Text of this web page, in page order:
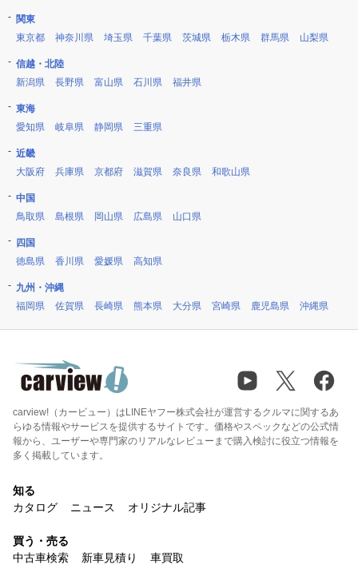
関東
東京都
神奈川県 埼玉県 千葉県 茨城県 栃木県 群馬県 山梨県
信越・北陸
新潟県
長野県 富山県 石川県 福井県
東海
愛知県
岐阜県 静岡県 三重県
近畿
大阪府
兵庫県 京都府 滋賀県 奈良県 和歌山県
中国
鳥取県
島根県 岡山県 広島県 山口県
四国
徳島県
香川県 愛媛県 高知県
九州・沖縄
福岡県
佐賀県 長崎県 熊本県 大分県 宮崎県 鹿児島県 沖縄県
carview!（カービュー）はLINEヤフー株式会社が運営するクルマに関するあ
らゆる情報やサービスを提供するサイトです。価格やスペックなどの公式情
報から、ユーザーや専門家のリアルなレビューまで購入検討に役立つ情報を
多く掲載しています。
知る
カタログ
ニュース オリジナル記事
買う・売る
中古車検索
新車見積り 車買取